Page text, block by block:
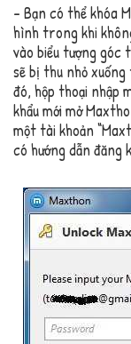
– Bạn có thể khóa
hình trong khi
vào biểu tượng góc
sẽ bị thu nhỏ
đó, hộp thoại nhập
khẩu mới mở
một tài khoản
có hướng dẫn đăng